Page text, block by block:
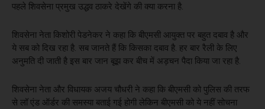
पहले शिवसेना प्रमुख उद्धव ठाकरे देखेंगे की क्या करना है.
शिवसेना नेता किशोरी पेडनेकर ने कहा कि बीएमसी आयुक्त पर बहुत दबाव है और
ये सब को दिख रहा है. सब जानते हैं कि किसका दबाव है. हर बार रैली के लिए
अनुमति दी जाती है इस बार जान बूझ कर बीच में अड़चन पैदा किया जा रहा है.
शिवसेना नेता और विधायक अजय चौधरी ने कहा कि बीएमसी को पुलिस की तरफ
से लॉ एंड ऑर्डर की समस्या बताई गई होगी लेकिन बीएमसी को ये नहीं सोचना